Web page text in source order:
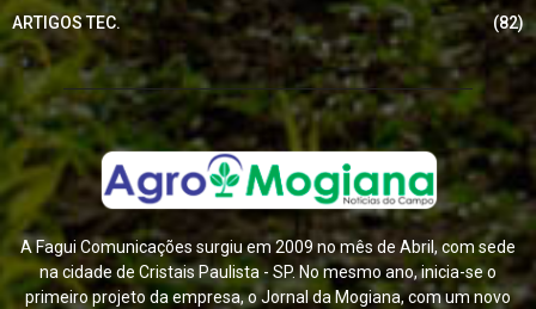
ARTIGOS TEC.
(82)
A Fagui Comunicações surgiu em 2009 no mês de Abril, com sede
na cidade de Cristais Paulista - SP. No mesmo ano, inicia-se o
primeiro projeto da empresa, o Jornal da Mogiana, com um novo